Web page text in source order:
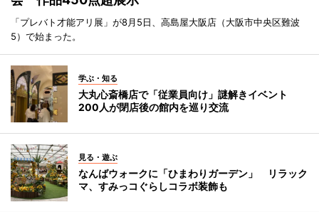
「プレバト才能アリ展」が8月5日、高島屋大阪店（大阪市中央区難波
5）で始まった。
学ぶ・知る
大丸心斎橋店で「従業員向け」謎解きイベント
200人が閉店後の館内を巡り交流
見る・遊ぶ
なんばウォークに「ひまわりガーデン」 リラック
マ、すみっコぐらしコラボ装飾も